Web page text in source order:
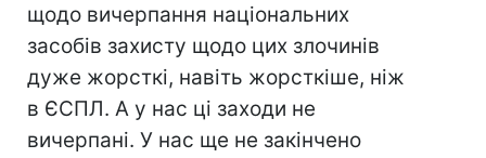
щодо вичерпання національних
засобів захисту щодо цих злочинів
дуже жорсткі, навіть жорсткіше, ніж
в ЄСПЛ. А у нас ці заходи не
вичерпані. У нас ще не закінчено